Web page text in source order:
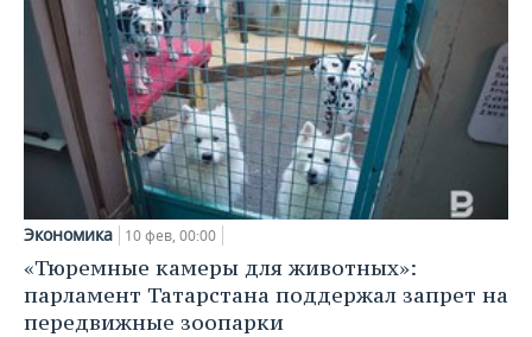
Экономика 10 фев, 00:00
«Тюремные камеры для животных»:
парламент Татарстана поддержал запрет на
передвижные зоопарки